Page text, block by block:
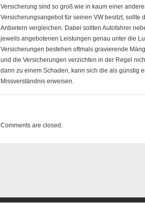
Versicherung sind so groß wie in kaum einer
Versicherungsangebot für seinen VW besitzt, sollte
Anbietern vergleichen. Dabei sollten Autofahrer
jeweils angebotenen Leistungen genau unter die
Versicherungen bestehen oftmals gravierende
und die Versicherungen verzichten in der Regel
dann zu einem Schaden, kann sich die als günstig
Missverständnis erweisen.
Comments are closed.